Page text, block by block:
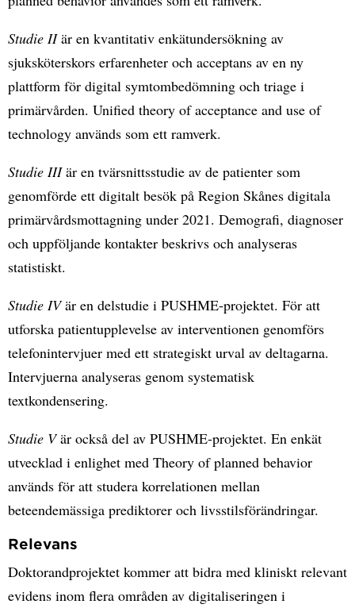
Studie IIär en kvantitativ enkätundersökning av
sjuksköterskors erfarenheter och acceptans av en ny
plattform för digital symtombedömning och triage i
primärvården. Unified theory of acceptance and use of
technology används som ett ramverk.
Studie IIIär en tvärsnittsstudie av de patienter som
genomförde ett digitalt besök på Region Skånes digitala
primärvårdsmottagning under 2021. Demografi, diagnoser
och uppföljande kontakter beskrivs och analyseras
statistiskt.
Studie IVär en delstudie i PUSHME-projektet. För att
utforska patientupplevelse av interventionen genomförs
telefonintervjuer med ett strategiskt urval av deltagarna.
Intervjuerna analyseras genom systematisk
textkondensering.
Studie Vär också del av PUSHME-projektet. En enkät
utvecklad i enlighet med Theory of planned behavior
används för att studera korrelationen mellan
beteendemässiga prediktorer och livsstilsförändringar.
Relevans
Doktorandprojektet kommer att bidra med kliniskt relevant
evidens inom flera områden av digitaliseringen i